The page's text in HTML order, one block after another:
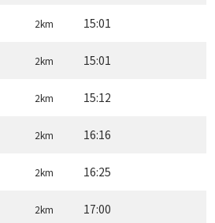
2km 15:01
2km 15:01
2km 15:12
2km 16:16
2km 16:25
2km 17:00